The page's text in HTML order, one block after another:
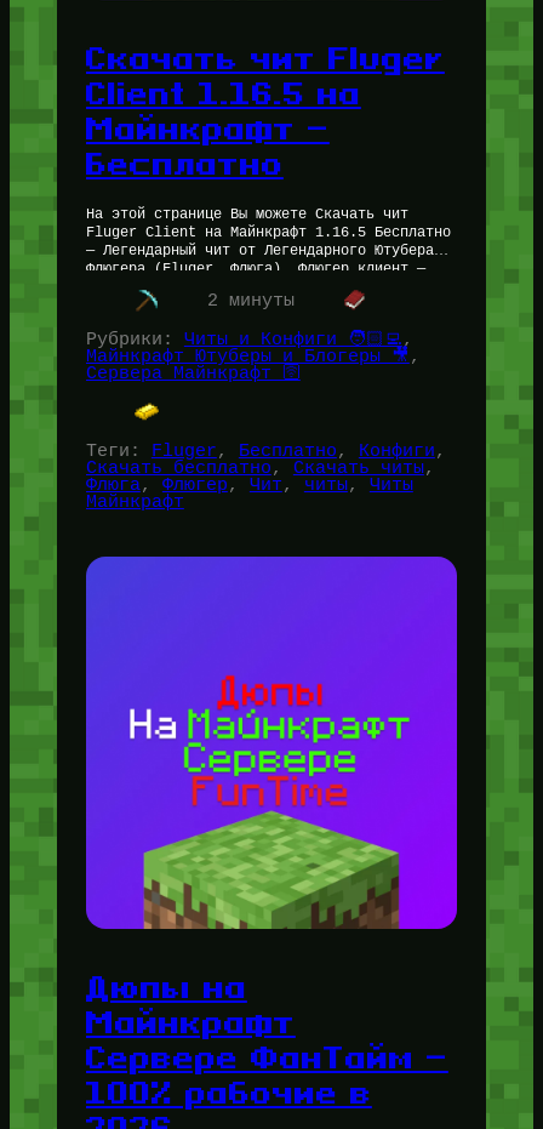
Скачать чит Fluger
Client 1.16.5 на
Майнкрафт —
Бесплатно
На этой странице Вы можете Скачать чит
Fluger Client на Майнкрафт 1.16.5 Бесплатно
— Легендарный чит от Легендарного Ютубера
Флюгера (Fluger, Флюга). Флюгер клиент —
невероятно дерзкое решение как по…
2 минуты
Рубрики: Читы и Конфиги 🧑🏻‍💻
Майнкрафт Ютуберы и Блогеры 🎥
Сервера Майнкрафт 🛜
Теги: Fluger, Бесплатно, Конфиги
Скачать бесплатно, Скачать читы
Флюга, Флюгер, Чит, читы, Читы
Майнкрафт
Дюпы на
Майнкрафт
Сервере ФанТайм —
100% рабочие в